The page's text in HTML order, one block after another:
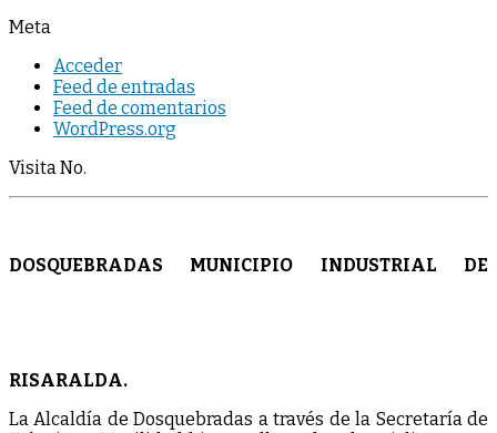
Meta
Acceder
Feed de entradas
Feed de comentarios
WordPress.org
Visita No.
DOSQUEBRADAS MUNICIPIO INDUSTRIAL DE
RISARALDA.
La Alcaldía de Dosquebradas a través de la Secretaría de